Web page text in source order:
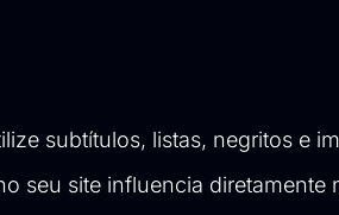
subtítulos, listas, negritos e
seu site influencia diretamente